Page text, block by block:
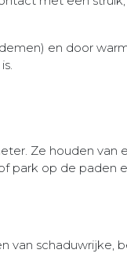
en door
Ze houden van
park op de paden
van schaduwrijke,